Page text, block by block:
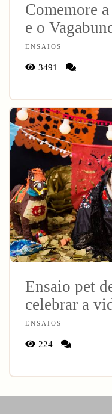
Comemore
e o
ENSAIOS
3491
Ensaio pet
celebrar a
ENSAIOS
224